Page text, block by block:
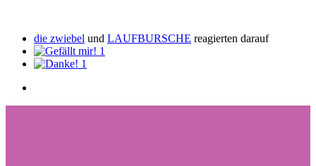
die zwiebel und LAUFBURSCHE reagierten darauf
1
1